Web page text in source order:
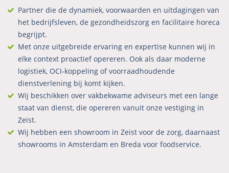
Partner die de dynamiek, voorwaarden en uitdagingen van
het bedrijfsleven, de gezondheidszorg en facilitaire horeca
begrijpt.
Met onze uitgebreide ervaring en expertise kunnen wij in
elke context proactief opereren. Ook als daar moderne
logistiek, OCI-koppeling of voorraadhoudende
dienstverlening bij komt kijken.
Wij beschikken over vakbekwame adviseurs met een lange
staat van dienst, die opereren vanuit onze vestiging in
Zeist.
Wij hebben een showroom in Zeist voor de zorg, daarnaast
showrooms in Amsterdam en Breda voor foodservice.